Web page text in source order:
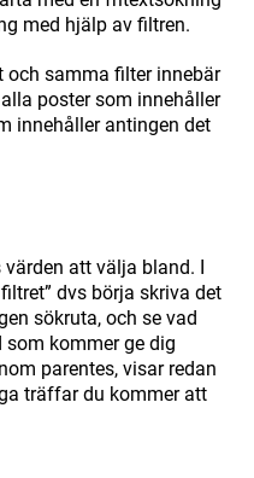
med hjälp av filtren.
och samma filter innebär
poster som innehåller
innehåller antingen det
att välja bland. I
dvs börja skriva det
sökruta, och se vad
kommer ge dig
parentes, visar redan
träffar du kommer att